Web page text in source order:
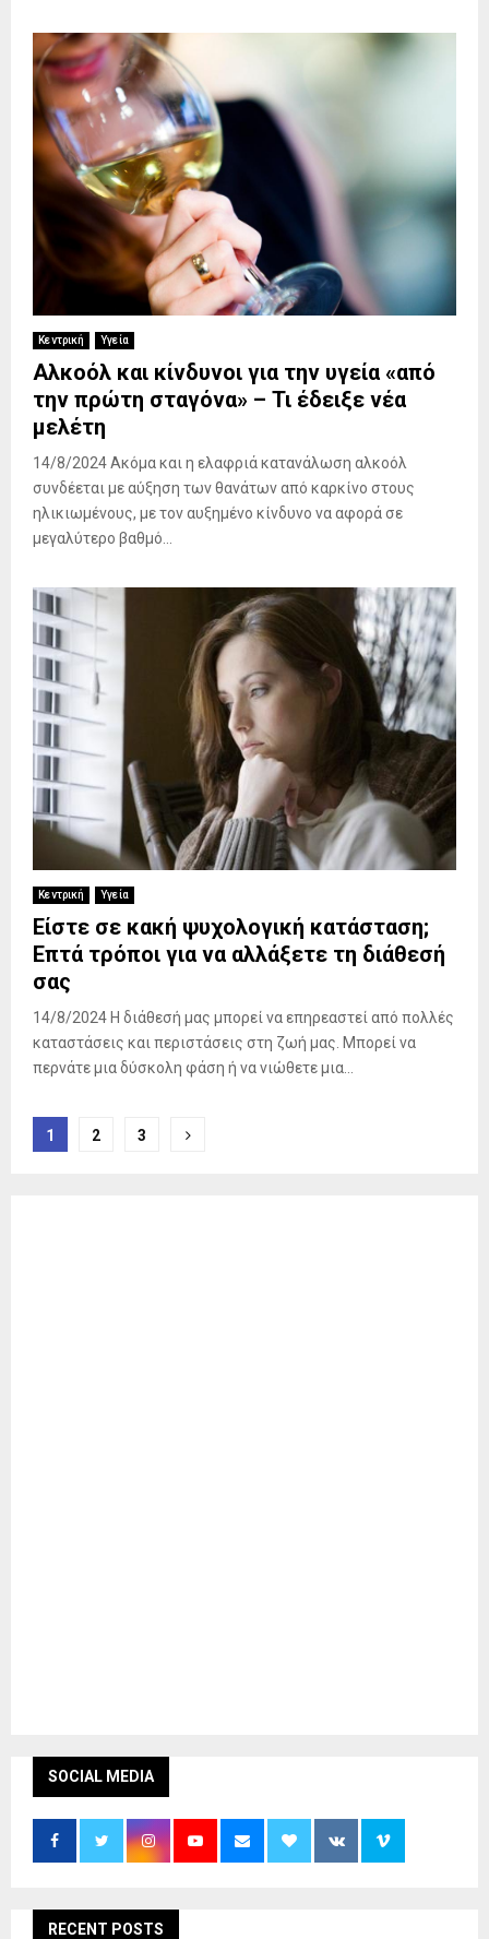
Κεντρική Υγεία
Αλκοόλ και κίνδυνοι για την υγεία «από
την πρώτη σταγόνα» – Τι έδειξε νέα
μελέτη
14/8/2024 Ακόμα και η ελαφριά κατανάλωση αλκοόλ
συνδέεται με αύξηση των θανάτων από καρκίνο στους
ηλικιωμένους, με τον αυξημένο κίνδυνο να αφορά σε
μεγαλύτερο βαθμό...
Κεντρική Υγεία
Είστε σε κακή ψυχολογική κατάσταση;
Επτά τρόποι για να αλλάξετε τη διάθεσή
σας
14/8/2024 Η διάθεσή μας μπορεί να επηρεαστεί από πολλές
καταστάσεις και περιστάσεις στη ζωή μας. Μπορεί να
περνάτε μια δύσκολη φάση ή να νιώθετε μια...
Σελιδοποίηση
1 2 3
SOCIAL MEDIA
RECENT POSTS